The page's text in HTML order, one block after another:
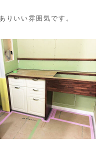
りいい雰囲気です。